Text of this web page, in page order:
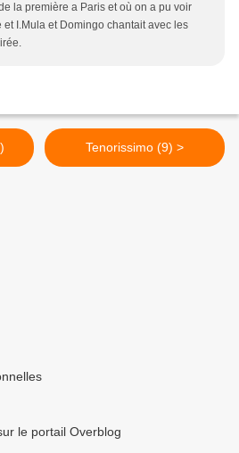
la première a Paris et où on a pu voir
et I.Mula et Domingo chantait avec les
Tenorissimo (9) >
le portail Overblog